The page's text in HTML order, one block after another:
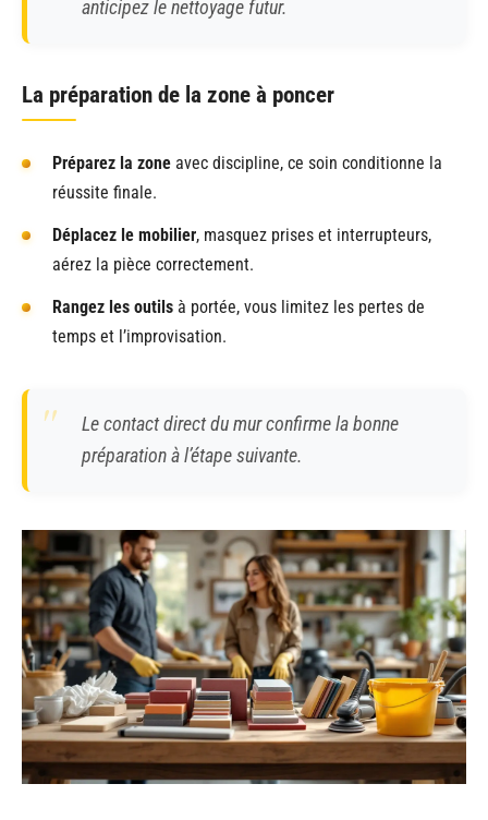
anticipez le nettoyage futur.
La préparation de la zone à poncer
Préparez la zone avec discipline, ce soin conditionne la
réussite finale.
Déplacez le mobilier, masquez prises et interrupteurs,
aérez la pièce correctement.
Rangez les outils à portée, vous limitez les pertes de
temps et l’improvisation.
Le contact direct du mur confirme la bonne
préparation à l’étape suivante.